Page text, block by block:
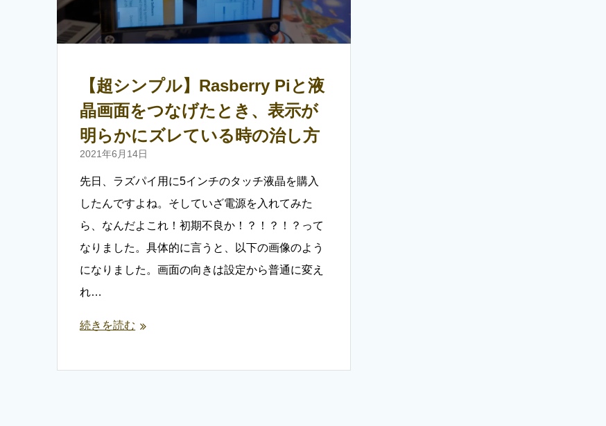
【超シンプル】Rasberry Piと液
晶画面をつなげたとき、表示が
明らかにズレている時の治し方
2021年6月14日
先日、ラズパイ用に5インチのタッチ液晶を購入
したんですよね。そしていざ電源を入れてみた
ら、なんだよこれ！初期不良か！？！？！？って
なりました。具体的に言うと、以下の画像のよう
になりました。画面の向きは設定から普通に変え
れ…
続きを読む